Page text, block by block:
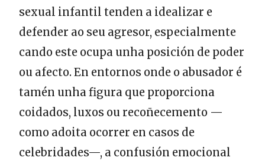
sexual infantil tenden a idealizar e
defender ao seu agresor, especialmente
cando este ocupa unha posición de poder
ou afecto. En entornos onde o abusador é
tamén unha figura que proporciona
coidados, luxos ou recoñecemento —
como adoita ocorrer en casos de
celebridades—, a confusión emocional